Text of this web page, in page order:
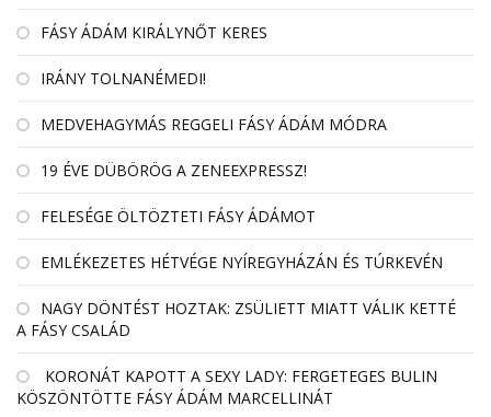
FÁSY ÁDÁM KIRÁLYNŐT KERES
IRÁNY TOLNANÉMEDI!
MEDVEHAGYMÁS REGGELI FÁSY ÁDÁM MÓDRA
19 ÉVE DÜBÖRÖG A ZENEEXPRESSZ!
FELESÉGE ÖLTÖZTETI FÁSY ÁDÁMOT
EMLÉKEZETES HÉTVÉGE NYÍREGYHÁZÁN ÉS TÚRKEVÉN
NAGY DÖNTÉST HOZTAK: ZSÜLIETT MIATT VÁLIK KETTÉ
A FÁSY CSALÁD
KORONÁT KAPOTT A SEXY LADY: FERGETEGES BULIN
KÖSZÖNTÖTTE FÁSY ÁDÁM MARCELLINÁT